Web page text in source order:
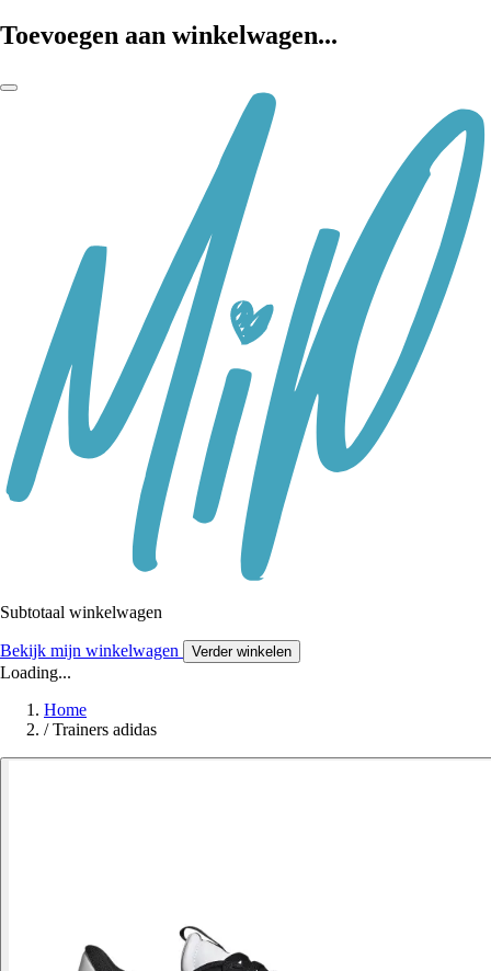
Toevoegen aan winkelwagen...
Subtotaal winkelwagen
Bekijk mijn winkelwagen Verder winkelen
Loading...
Home
/ Trainers adidas